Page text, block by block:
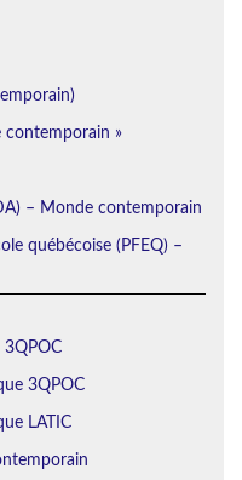
contemporain »
– Monde contemporain
québécoise (PFEQ) –
3QPOC
LATIC